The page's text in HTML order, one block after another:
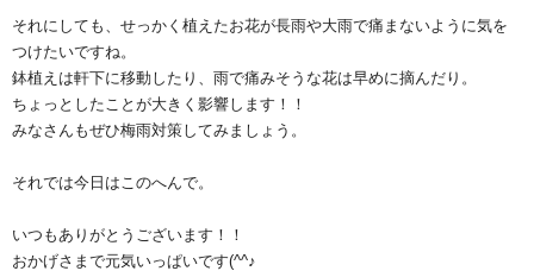
それにしても、せっかく植えたお花が長雨や大雨で痛まないように気を
つけたいですね。
鉢植えは軒下に移動したり、雨で痛みそうな花は早めに摘んだり。
ちょっとしたことが大きく影響します！！
みなさんもぜひ梅雨対策してみましょう。
それでは今日はこのへんで。
いつもありがとうございます！！
おかげさまで元気いっぱいです(^^♪